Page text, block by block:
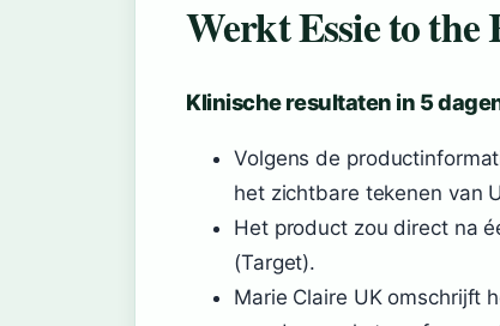
Werkt Essie to the
Klinische resultaten in 5
Volgens de
het zichtbare tekenen van
Het product zou direct na
(Target).
Marie Claire UK omschrijft